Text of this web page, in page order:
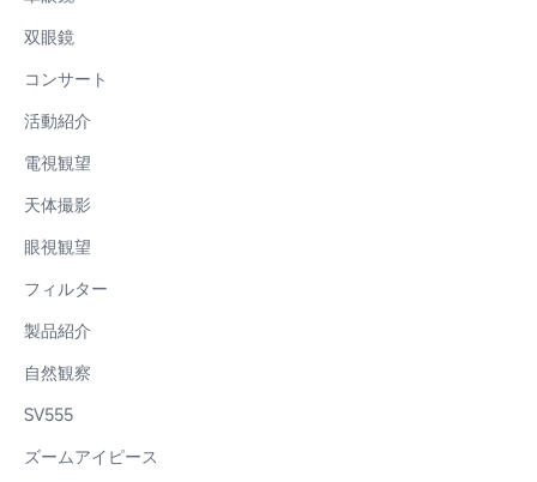
双眼鏡
コンサート
活動紹介
電視観望
天体撮影
眼視観望
フィルター
製品紹介
自然観察
SV555
ズームアイピース